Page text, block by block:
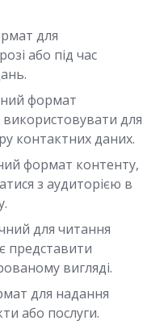
для
або під час
формат
для
контактних даних.
формат контенту,
з аудиторією в
для читання
представити
вигляді.
для надання
або послуги.